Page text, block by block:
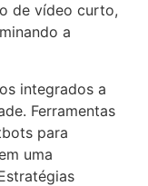
de vídeo curto,
a
integrados a
Ferramentas
para
uma